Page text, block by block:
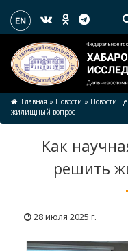
Главная » Новости » Новости
жилищный вопрос
Как
решить
28 июля 2025 г.